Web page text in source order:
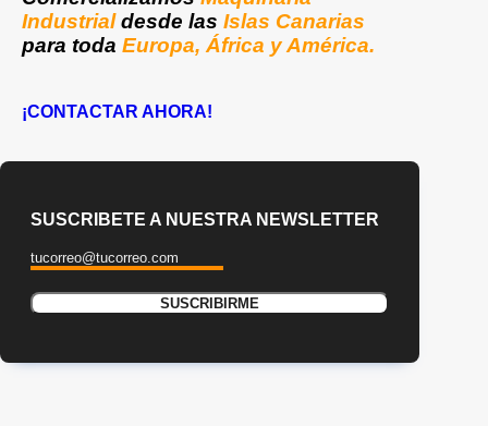
Industrialdesde las Islas Canarias
para toda Europa, África y América.
¡CONTACTAR AHORA!
SUSCRIBETE A NUESTRA NEWSLETTER